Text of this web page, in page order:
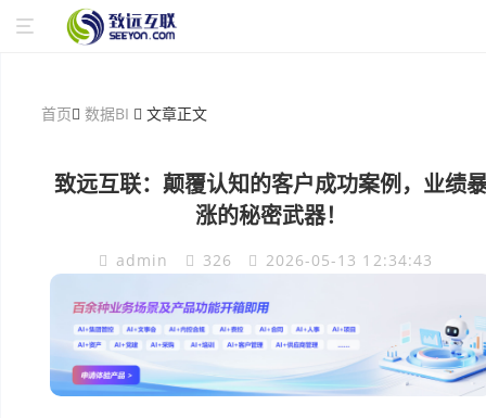
首页 数据BI 文章正文
致远互联：颠覆认知的客户成功案例，业绩
涨的秘密武器！
admin 326 2026-05-13 12:34:43